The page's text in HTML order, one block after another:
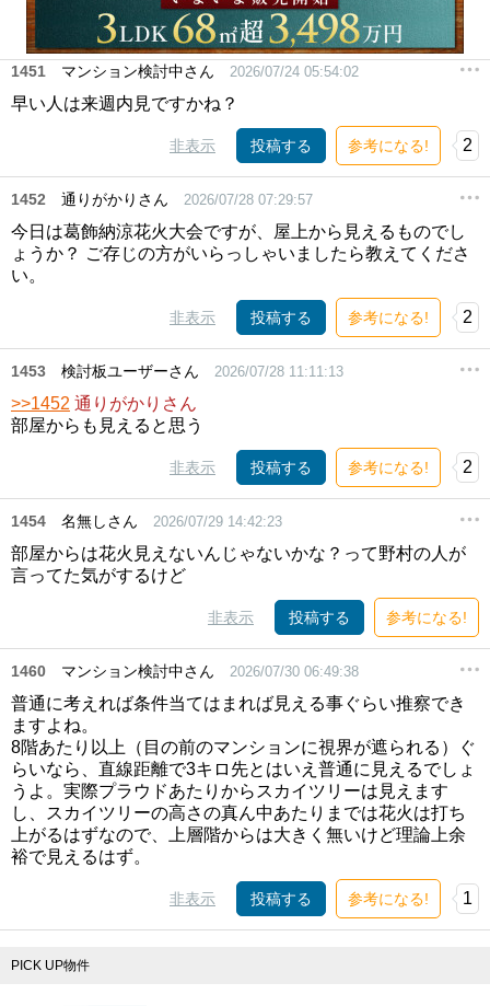
1451 マンション検討中さん 2026/07/24 05:54:02
早い人は来週内見ですかね？
非表示 投稿する 参考になる! 2
1452 通りがかりさん 2026/07/28 07:29:57
今日は葛飾納涼花火大会ですが、屋上から見えるものでし
ょうか？ ご存じの方がいらっしゃいましたら教えてくださ
い。
非表示 投稿する 参考になる! 2
1453 検討板ユーザーさん 2026/07/28 11:11:13
>>1452 通りがかりさん
部屋からも見えると思う
非表示 投稿する 参考になる! 2
1454 名無しさん 2026/07/29 14:42:23
部屋からは花火見えないんじゃないかな？って野村の人が
言ってた気がするけど
非表示 投稿する 参考になる!
1460 マンション検討中さん 2026/07/30 06:49:38
普通に考えれば条件当てはまれば見える事ぐらい推察でき
ますよね。
8階あたり以上（目の前のマンションに視界が遮られる）ぐ
らいなら、直線距離で3キロ先とはいえ普通に見えるでしょ
うよ。実際プラウドあたりからスカイツリーは見えます
し、スカイツリーの高さの真ん中あたりまでは花火は打ち
上がるはずなので、上層階からは大きく無いけど理論上余
裕で見えるはず。
非表示 投稿する 参考になる! 1
PICK UP物件